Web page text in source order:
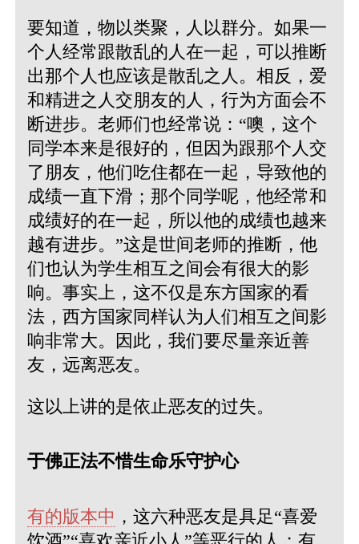
要知道，物以类聚，人以群分。如果一
个人经常跟散乱的人在一起，可以推断
出那个人也应该是散乱之人。相反，爱
和精进之人交朋友的人，行为方面会不
断进步。老师们也经常说：“噢，这个
同学本来是很好的，但因为跟那个人交
了朋友，他们吃住都在一起，导致他的
成绩一直下滑；那个同学呢，他经常和
成绩好的在一起，所以他的成绩也越来
越有进步。”这是世间老师的推断，他
们也认为学生相互之间会有很大的影
响。事实上，这不仅是东方国家的看
法，西方国家同样认为人们相互之间影
响非常大。因此，我们要尽量亲近善
友，远离恶友。
这以上讲的是依止恶友的过失。
于佛正法不惜生命乐守护心
有的版本中 ，这六种恶友是具足“喜爱
饮酒”“喜欢亲近小人”等恶行的人；有